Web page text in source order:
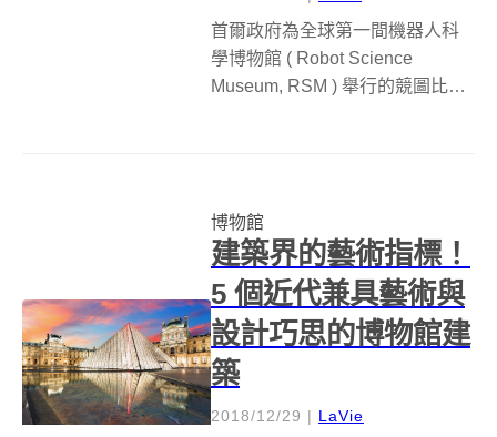
首爾政府為全球第一間機器人科
學博物館 ( Robot Science
Museum, RSM ) 舉行的競圖比
博物館
建築界的藝術指標！
5 個近代兼具藝術與
設計巧思的博物館建
築
2018/12/29 | LaVie